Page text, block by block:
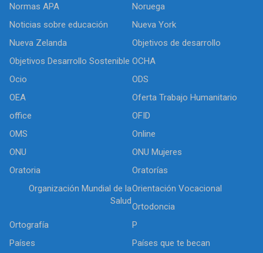
Normas APA
Noruega
Noticias sobre educación
Nueva York
Nueva Zelanda
Objetivos de desarrollo
Objetivos Desarrollo Sostenible OCHA
Ocio
ODS
OEA
Oferta Trabajo Humanitario
office
OFID
OMS
Online
ONU
ONU Mujeres
Oratoria
Oratorías
Organización Mundial de la
Salud
Orientación Vocacional
Ortodoncia
Ortografía
P
Países
Países que te becan